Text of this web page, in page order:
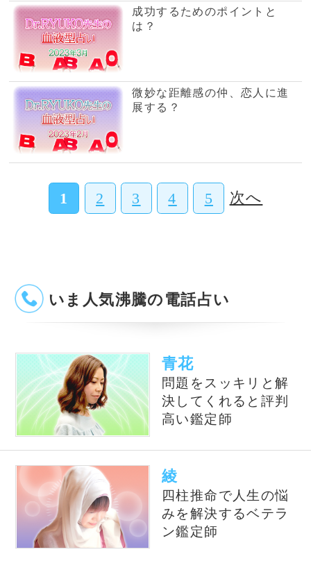
ン鑑定師
強い霊視で魂の本音
を暴き出しご相談者
様の背中を押します
悩みに疲れたあなた
に大きな愛で未来を
輝かせる鑑定師
で、相談者を真っ直
ぐに導きます。
独自の理論で運気を
導く、話題の当たる
風水師です
ﾐｼｪﾙ・ﾒｲ・美菜子
決に貢献します。
オススメ占いサイト